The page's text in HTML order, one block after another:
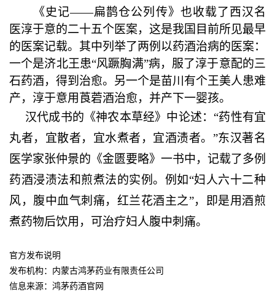
《史记——扁鹊仓公列传》也收载了西汉名
医淳于意的二十五个医案，这是我国目前所见最早
的医案记载。其中列举了两例以药酒治病的医案：
一个是济北王患“风蹶胸满”病，服了淳于意配的三
石药酒，得到治愈。另一个是苗川有个王美人患难
产，淳于意用莨菪酒治愈，并产下一婴孩。
汉代成书的《神农本草经》中论述：“药性有宜
丸者，宜散者，宜水煮者，宜酒渍者。”东汉著名
医学家张仲景的《金匮要略》一书中，记载了多例
药酒浸渍法和煎煮法的实例。例如“妇人六十二种
风，腹中血气刺痛，红兰花酒主之”，即是用酒煎
煮药物后饮用，可治疗妇人腹中刺痛。
官方发布说明
发布机构：内蒙古鸿茅药业有限责任公司
信息来源：鸿茅药酒官网